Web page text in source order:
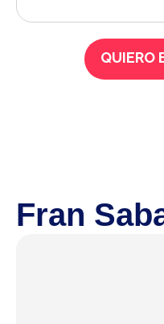
QUIERO
Fran